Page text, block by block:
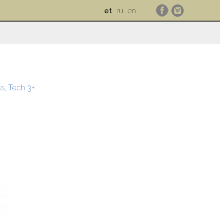
et ru en
Tech 3+